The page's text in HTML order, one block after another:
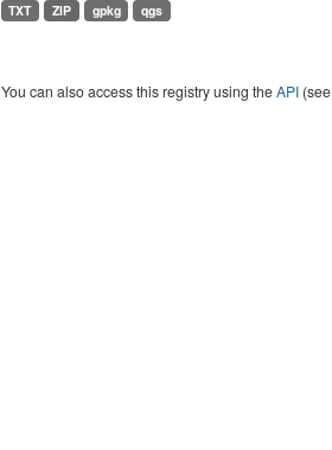
TXT ZIP gpkg qgs
You can also access this registry using theAPI(see